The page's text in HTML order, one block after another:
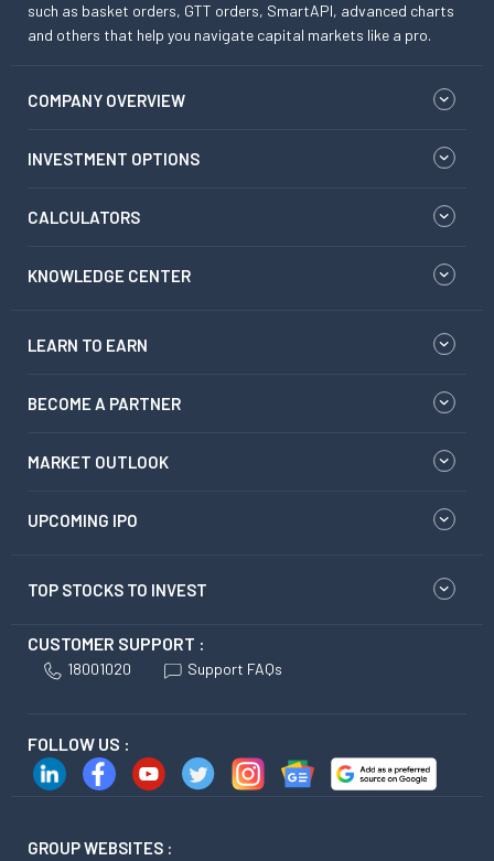
such as basket orders, GTT orders, SmartAPI, advanced charts
and others that help you navigate capital markets like a pro.
COMPANY OVERVIEW
INVESTMENT OPTIONS
CALCULATORS
KNOWLEDGE CENTER
LEARN TO EARN
BECOME A PARTNER
MARKET OUTLOOK
UPCOMING IPO
TOP STOCKS TO INVEST
CUSTOMER SUPPORT :
18001020 Support FAQs
FOLLOW US :
GROUP WEBSITES :